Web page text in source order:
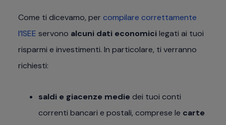
Come ti dicevamo, per compilare correttamente
l’ISEE servono alcuni dati economici legati ai tuoi
risparmi e investimenti. In particolare, ti verranno
richiesti:
saldi e giacenze medie dei tuoi conti
correnti bancari e postali, comprese le carte